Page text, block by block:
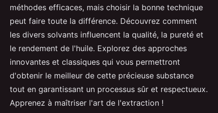
méthodes efficaces, mais choisir la bonne technique
peut faire toute la différence. Découvrez comment
les divers solvants influencent la qualité, la pureté et
le rendement de l'huile. Explorez des approches
innovantes et classiques qui vous permettront
d'obtenir le meilleur de cette précieuse substance
tout en garantissant un processus sûr et respectueux.
Apprenez à maîtriser l'art de l'extraction !